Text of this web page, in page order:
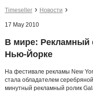
Timeseller Новости
17 May 2010
В мире: Рекламный
Нью-Йорке
На фестивале рекламы New
стала обладателем
минутный рекламный ролик